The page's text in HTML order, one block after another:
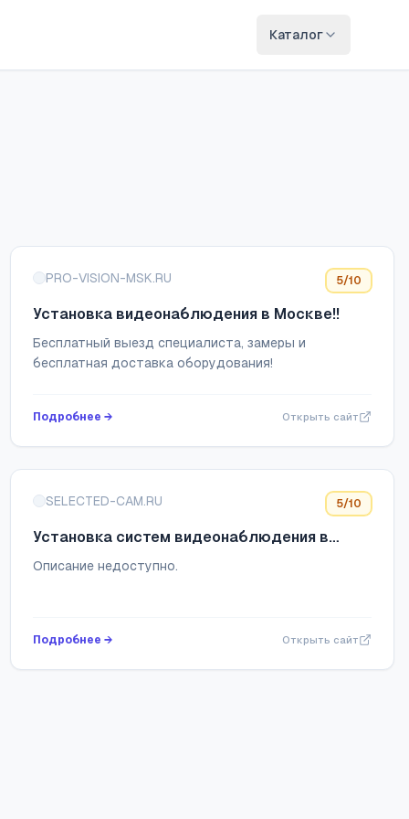
Каталог
PRO-VISION-MSK.RU 5/10
Установка видеонаблюдения в Москве!!
Бесплатный выезд специалиста, замеры и
бесплатная доставка оборудования!
Подробнее → Открыть сайт
SELECTED-CAM.RU 5/10
Установка систем видеонаблюдения в
Москве
Описание недоступно.
Подробнее → Открыть сайт